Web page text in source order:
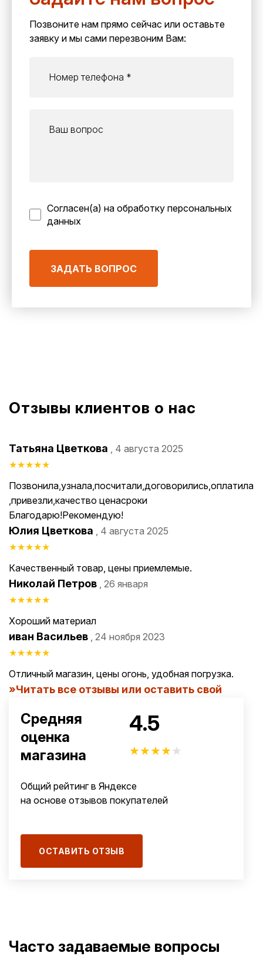
Позвоните нам прямо сейчас или оставьте
заявку и мы сами перезвоним Вам:
Согласен(а) на обработку персональных
данных
ЗАДАТЬ ВОПРОС
Отзывы клиентов о нас
Средняя
оценка
магазина
4.5
★★★★★
Общий рейтинг в Яндексе
на основе отзывов покупателей
ОСТАВИТЬ ОТЗЫВ
Татьяна Цветкова , 4 августа 2025
★★★★★
Позвонила,узнала,посчитали,договорились,оплатила
,привезли,качество ценасроки
Благодарю!Рекомендую!
Юлия Цветкова , 4 августа 2025
★★★★★
Качественный товар, цены приемлемые.
Николай Петров , 26 января
★★★★★
Хороший материал
иван Васильев , 24 ноября 2023
★★★★★
Отличный магазин, цены огонь, удобная погрузка.
Читать все отзывы или оставить свой
Часто задаваемые вопросы